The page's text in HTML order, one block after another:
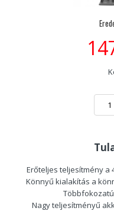
Erőteljes teljesítmény a
Könnyű kialakítás a
Nagy teljesítményű